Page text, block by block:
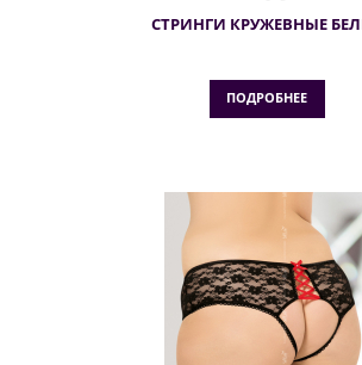
СТРИНГИ КРУЖЕВНЫЕ
ПОДРОБНЕЕ